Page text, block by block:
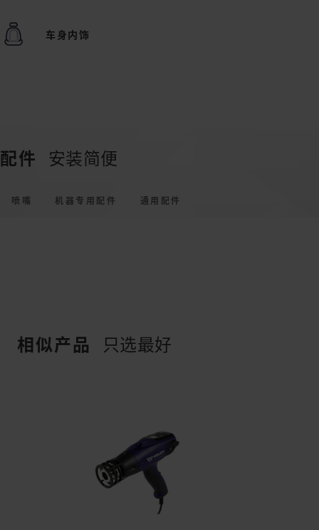
车身内饰
配件 安装简便
喷嘴 机器专用配件 通用配件
相似产品 只选最好